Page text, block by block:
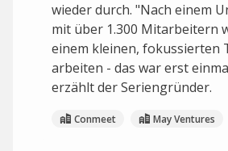
wieder durch. "Nach einem
mit über 1.300 Mitarbeitern
einem kleinen, fokussierten
arbeiten - das war erst
erzählt der Seriengründer.
Conmeet May Ventures